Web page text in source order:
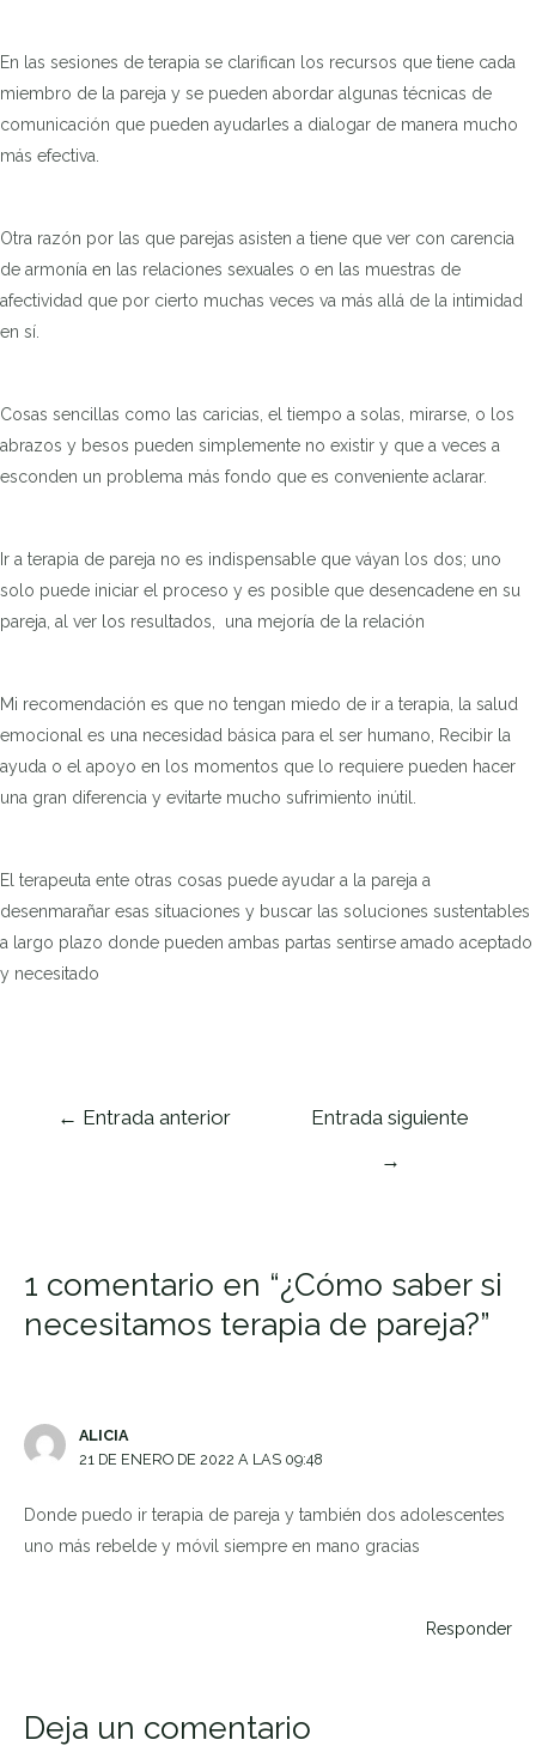
En las sesiones de terapia se clarifican los recursos que tiene cada
miembro de la pareja y se pueden abordar algunas técnicas de
comunicación que pueden ayudarles a dialogar de manera mucho
más efectiva.
Otra razón por las que parejas asisten a tiene que ver con carencia
de armonía en las relaciones sexuales o en las muestras de
afectividad que por cierto muchas veces va más allá de la intimidad
en sí.
Cosas sencillas como las caricias, el tiempo a solas, mirarse, o los
abrazos y besos pueden simplemente no existir y que a veces a
esconden un problema más fondo que es conveniente aclarar.
Ir a terapia de pareja no es indispensable que váyan los dos; uno
solo puede iniciar el proceso y es posible que desencadene en su
pareja, al ver los resultados, una mejoría de la relación
Mi recomendación es que no tengan miedo de ir a terapia, la salud
emocional es una necesidad básica para el ser humano, Recibir la
ayuda o el apoyo en los momentos que lo requiere pueden hacer
una gran diferencia y evitarte mucho sufrimiento inútil.
El terapeuta ente otras cosas puede ayudar a la pareja a
desenmarañar esas situaciones y buscar las soluciones sustentables
a largo plazo donde pueden ambas partas sentirse amado aceptado
y necesitado
Navegación
← Entrada anterior
Entrada siguiente
→
1 comentario en “¿Cómo saber si
necesitamos terapia de pareja?”
ALICIA
21 DE ENERO DE 2022 A LAS 09:48
Donde puedo ir terapia de pareja y también dos adolescentes
uno más rebelde y móvil siempre en mano gracias
Responder
Deja un comentario